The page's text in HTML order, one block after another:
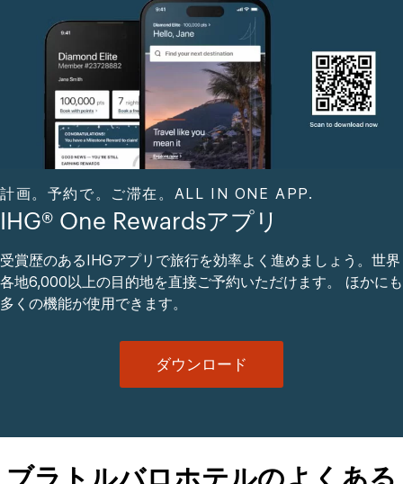
計画。予約で。ご滞在。ALL IN ONE APP.
IHG® One Rewardsアプリ
受賞歴のあるIHGアプリで旅行を効率よく進めましょう。世界
各地6,000以上の目的地を直接ご予約いただけます。 ほかにも
多くの機能が使用できます。
ダウンロード